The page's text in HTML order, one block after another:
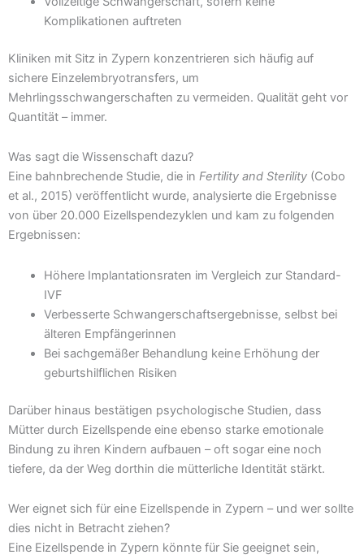
Komplikationen auftreten
Kliniken mit Sitz in Zypern konzentrieren sich häufig auf
sichere Einzelembryotransfers, um
Mehrlingsschwangerschaften zu vermeiden. Qualität geht vor
Quantität – immer.
Was sagt die Wissenschaft dazu?
Eine bahnbrechende Studie, die in Fertility and Sterility (Cobo
et al., 2015) veröffentlicht wurde, analysierte die Ergebnisse
von über 20.000 Eizellspendezyklen und kam zu folgenden
Ergebnissen:
Höhere Implantationsraten im Vergleich zur Standard-
IVF
Verbesserte Schwangerschaftsergebnisse, selbst bei
älteren Empfängerinnen
Bei sachgemäßer Behandlung keine Erhöhung der
geburtshilflichen Risiken
Darüber hinaus bestätigen psychologische Studien, dass
Mütter durch Eizellspende eine ebenso starke emotionale
Bindung zu ihren Kindern aufbauen – oft sogar eine noch
tiefere, da der Weg dorthin die mütterliche Identität stärkt.
Wer eignet sich für eine Eizellspende in Zypern – und wer sollte
dies nicht in Betracht ziehen?
Eine Eizellspende in Zypern könnte für Sie geeignet sein,